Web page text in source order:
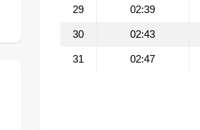
29 02:39
30 02:43
31 02:47